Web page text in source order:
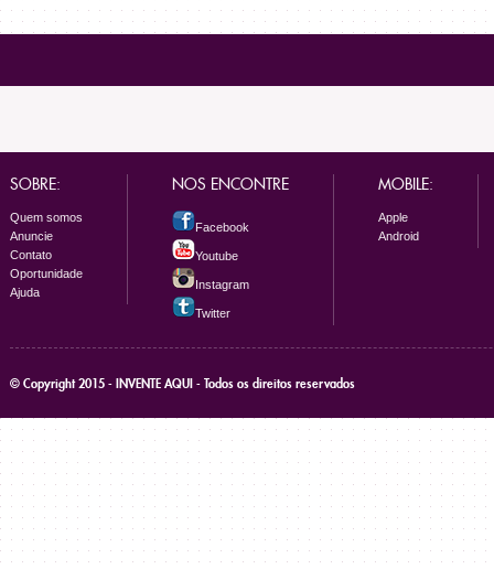
SOBRE:
Quem somos
Anuncie
Contato
Oportunidade
Ajuda
NOS ENCONTRE
Facebook
Youtube
Instagram
Twitter
MOBILE:
Apple
Android
© Copyright 2015 - INVENTE AQUI - Todos os direitos reservados